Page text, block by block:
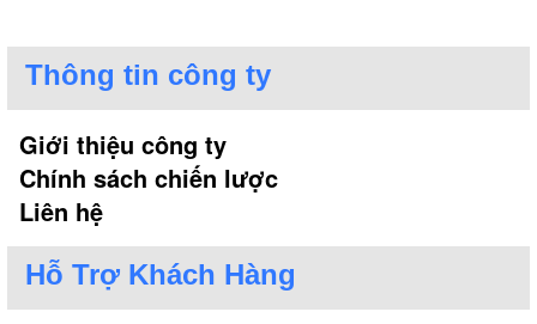
Thông tin công ty
Giới thiệu công ty
Chính sách chiến lược
Liên hệ
Hỗ Trợ Khách Hàng